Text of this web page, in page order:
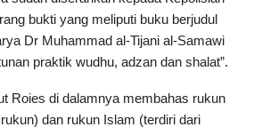
bukti yang meliputi buku berjudul
Dr Muhammad al-Tijani al-Samawi
praktik wudhu, adzan dan shalat”.
Roies di dalamnya membahas rukun
dan rukun Islam (terdiri dari